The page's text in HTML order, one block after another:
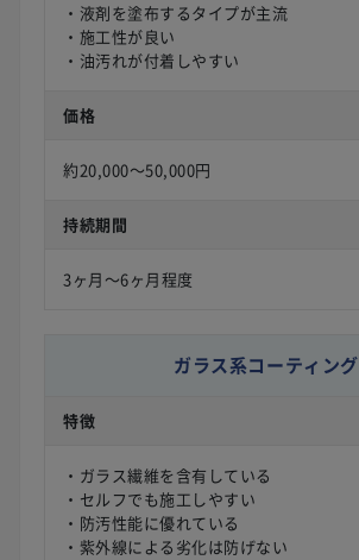
・液剤を塗布するタイプが主流
・施工性が良い
・油汚れが付着しやすい
価格
約20,000〜50,000円
持続期間
3ヶ月〜6ヶ月程度
ガラス系コーティング
特徴
・ガラス繊維を含有している
・セルフでも施工しやすい
・防汚性能に優れている
・紫外線による劣化は防げない